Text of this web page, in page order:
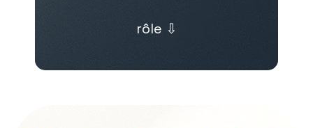
rôle ⇩